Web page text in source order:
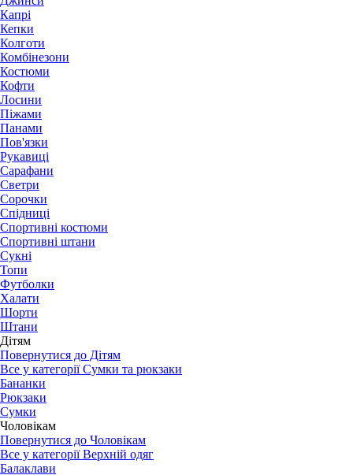
Капрі
Кепки
Колготи
Комбінезони
Костюми
Кофти
Лосини
Піжами
Панами
Пов'язки
Рукавиці
Сарафани
Светри
Сорочки
Спідниці
Спортивні костюми
Спортивні штани
Сукні
Топи
Футболки
Халати
Шорти
Штани
Дітям
Повернутися до Дітям
Все у категорії Сумки та рюкзаки
Бананки
Рюкзаки
Сумки
Чоловікам
Повернутися до Чоловікам
Все у категорії Верхній одяг
Балаклави